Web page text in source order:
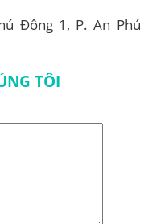
Đông 1, P. An Phú
TÔI